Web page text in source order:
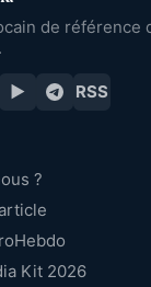
de référence
▶ RSS
?
Kit 2026